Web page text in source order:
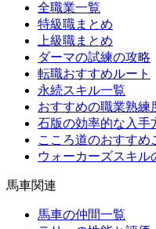
全職業一覧
特級職まとめ
上級職まとめ
ダーマの試練の攻略
転職おすすめルート
永続スキル一覧
おすすめの職業熟練
石版の効率的な入手
こころ道のおすすめ
ウォーカーズスキル
馬車関連
馬車の仲間一覧